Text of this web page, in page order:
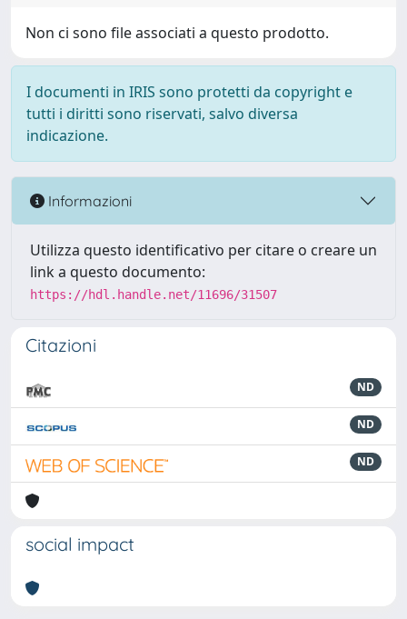
Non ci sono file associati a questo prodotto.
I documenti in IRIS sono protetti da copyright e
tutti i diritti sono riservati, salvo diversa
indicazione.
Informazioni
Utilizza questo identificativo per citare o creare un
link a questo documento:
https://hdl.handle.net/11696/31507
Citazioni
ND
ND
ND
social impact